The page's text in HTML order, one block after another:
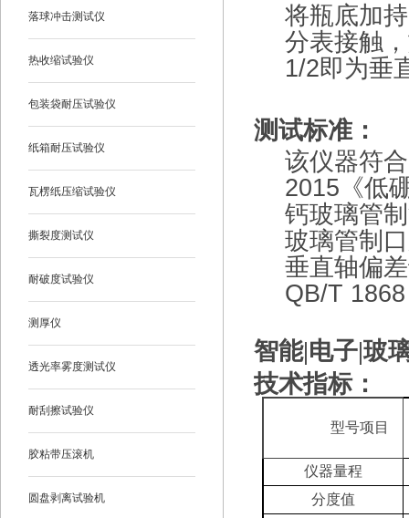
落球冲击测试仪
热收缩试验仪
包装袋耐压试验仪
纸箱耐压试验仪
瓦楞纸压缩试验仪
撕裂度测试仪
耐破度试验仪
测厚仪
透光率雾度测试仪
耐刮擦试验仪
胶粘带压滚机
圆盘剥离试验机
将瓶底加
分表接触
1/2即为垂
测试标准：
该仪器符
2015《低
钙玻璃管
玻璃管制
垂直轴偏
QB/T 1868
智能|电子|玻
技术指标：
型号项目
仪器量程
分度值